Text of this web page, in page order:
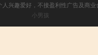
人兴趣爱好，不接盈利性广告及商业
小男孩